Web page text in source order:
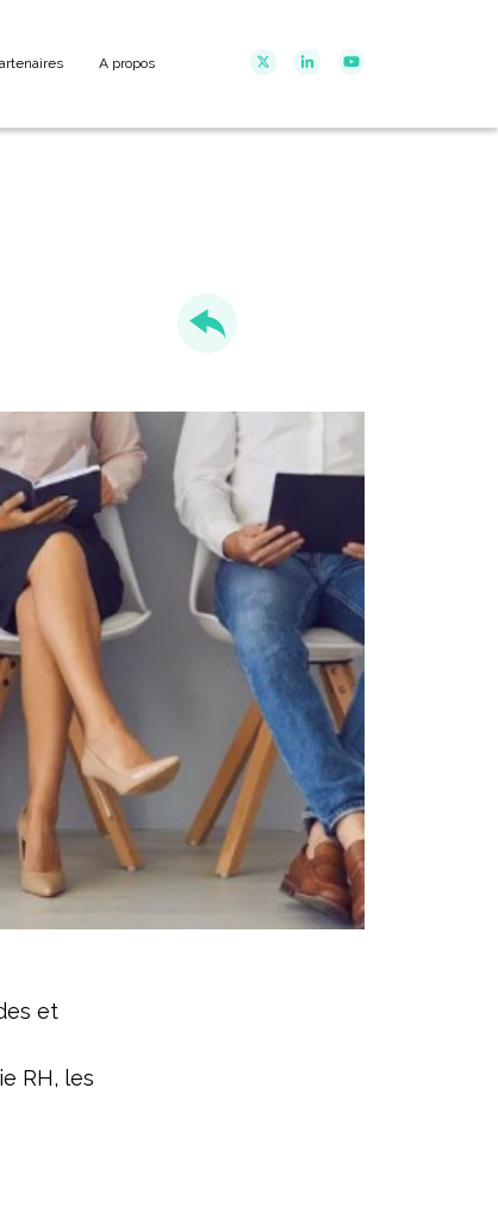
A propos
et
RH, les